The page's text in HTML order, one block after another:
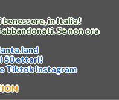
in Italia!
Se non ora
.land
50 ettari!
TiktokInstagram